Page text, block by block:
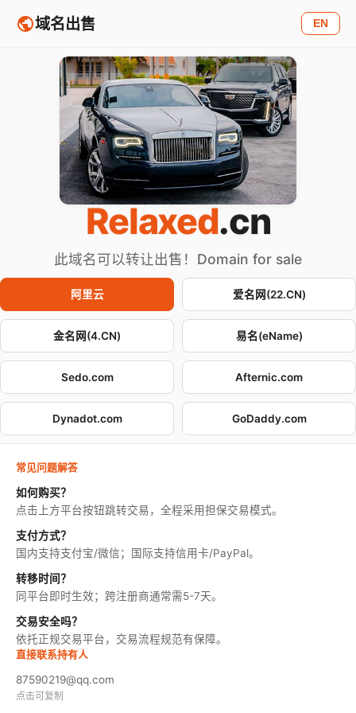
域名出售 EN
Relaxed.cn
此域名可以转让出售！Domain for sale
阿里云 爱名网(22.CN)
金名网(4.CN) 易名(eName)
Sedo.com Afternic.com
Dynadot.com GoDaddy.com
常见问题解答
如何购买？
点击上方平台按钮跳转交易，全程采用担保交易模式。
支付方式？
国内支持支付宝/微信；国际支持信用卡/PayPal。
转移时间？
同平台即时生效；跨注册商通常需5-7天。
交易安全吗？
依托正规交易平台，交易流程规范有保障。
直接联系持有人
87590219@qq.com
点击可复制